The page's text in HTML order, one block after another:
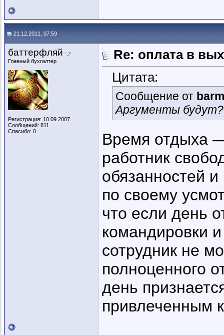
21.12.2011, 07:59
баттерфляй
Главный бухгалтер
Регистрация: 10.09.2007
Сообщений: 811
Спасибо: 0
Re: оплата в
Цитата:
Сообщение от
Аргументы
Время отдыха
работник
обязанностей
по своему
что если день
командировки
сотрудник не
полноценного
день
привлеченным